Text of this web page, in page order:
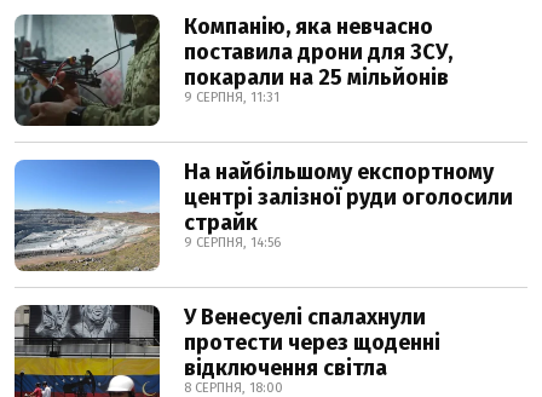
Компанію, яка невчасно
поставила дрони для ЗСУ,
покарали на 25 мільйонів
9 СЕРПНЯ, 11:31
На найбільшому експортному
центрі залізної руди оголосили
страйк
9 СЕРПНЯ, 14:56
У Венесуелі спалахнули
протести через щоденні
відключення світла
8 СЕРПНЯ, 18:00